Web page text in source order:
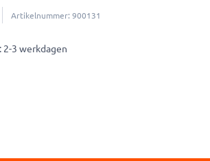
Artikelnummer: 900131
2-3 werkdagen